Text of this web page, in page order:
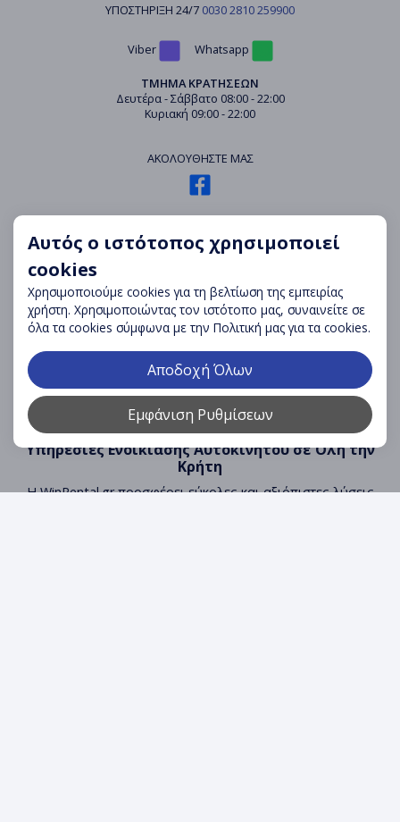
Επικοινωνία
Συχνές Ερωτήσεις
Όροι Ενοικίασης
Πολιτική Ακυρώσεων
Πολιτική Απορρήτου
Αναφορά Συμβάντος
Check-in
ΥΠΟΣΤΗΡΙΞΗ 24/7 0030 2810 259900
Viber Whatsapp
ΤΜΗΜΑ ΚΡΑΤΗΣΕΩΝ
Δευτέρα - Σάββατο 08:00 - 22:00
Κυριακή 09:00 - 22:00
ΑΚΟΛΟΥΘΗΣΤΕ ΜΑΣ
Υπηρεσίες Ενοικίασης Αυτοκινήτου σε Όλη την
Κρήτη
Η WinRental.gr προσφέρει εύκολες και αξιόπιστες λύσεις
Αυτός ο ιστότοπος χρησιμοποιεί
cookies
Χρησιμοποιούμε cookies για τη βελτίωση της εμπειρίας
χρήστη. Χρησιμοποιώντας τον ιστότοπο μας, συναινείτε σε
όλα τα cookies σύμφωνα με την Πολιτική μας για τα cookies.
Αποδοχή Όλων
Εμφάνιση Ρυθμίσεων